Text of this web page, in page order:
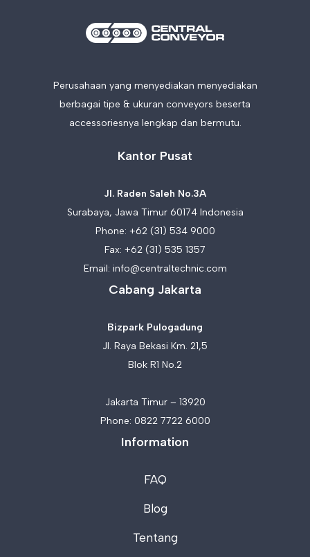
Perusahaan yang menyediakan menyediakan
berbagai tipe & ukuran conveyors beserta
accessoriesnya lengkap dan bermutu.
Kantor Pusat
Jl. Raden Saleh No.3A
Surabaya, Jawa Timur 60174 Indonesia
Phone: +62 (31) 534 9000
Fax: +62 (31) 535 1357
Email: info@centraltechnic.com
Cabang Jakarta
Bizpark Pulogadung
Jl. Raya Bekasi Km. 21,5
Blok R1 No.2
Jakarta Timur – 13920
Phone: 0822 7722 6000
Information
FAQ
Blog
Tentang